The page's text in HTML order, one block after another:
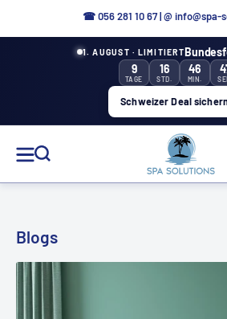
☎ 056 281 10 67|@ info@spa-
1. AUGUST · LIMITIERT
9
TAGE
16
STD.
46
MIN.
Schweizer Deal
Solutions
de
Blogs